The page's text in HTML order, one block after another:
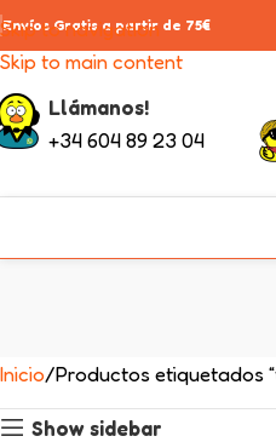
Skip to navigation
Skip to main content
Envíos Gratis a partir de 75€
Llámanos!
+34 604 89 23 04
Inicio Productos etiquetados
Show sidebar